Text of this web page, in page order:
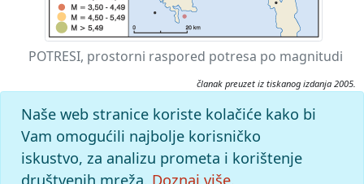
POTRESI, prostorni raspored potresa po magnitudi
članak preuzet iz tiskanog izdanja 2005.
Citiranje:
Istarska enciklopedija (2005), mrežno izdanje.
Leksikografski zavod Miroslav Krleža, 2026. Pristupljeno
6.8.2026. <https://istra.lzmk.hr/clanak/2178>.
Naše web stranice koriste kolačiće kako bi
Vam omogućili najbolje korisničko
iskustvo, za analizu prometa i korištenje
društvenih mreža. Doznaj više.